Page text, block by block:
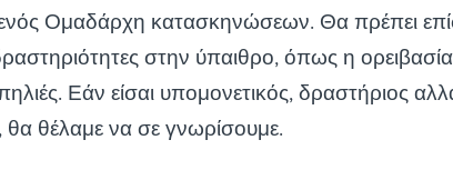
Ομαδάρχη κατασκηνώσεων. Θα πρέπει
στην ύπαιθρο, όπως η
Εάν είσαι υπομονετικός, δραστήριος
θα θέλαμε να σε γνωρίσουμε.